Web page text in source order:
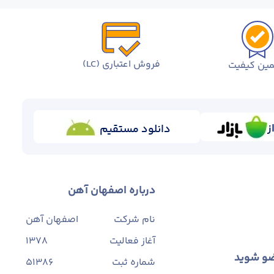
کیفیت فروش اعتباری (LC)
دانلود مستقیم
شوید
درباره اصفهان آهن
نام شرکت
اصفهان آهن
آغاز فعالیت
1378
شماره ثبت
۵۱۳۸۶